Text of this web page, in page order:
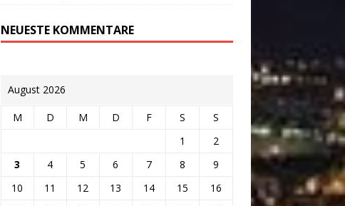
NEUESTE KOMMENTARE
August 2026
M D M D F S
S
1
2
3
4 5 6 7 8
9
10
11 12 13 14 15
16